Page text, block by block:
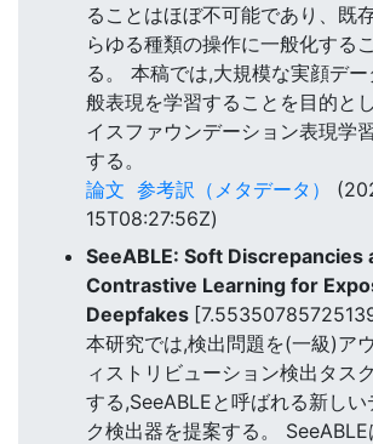
ることはほぼ不可能であり、既
らゆる種類の操作に一般化する
る。 本稿では,大規模な実顔デ
般表現を学習することを目的と
イスファウンデーション表現学
する。
論文 参考訳（メタデータ）
15T08:27:56Z)
SeeABLE: Soft Discrepancies
Contrastive Learning for
Deepfakes
本研究では,検出問題を(一級)ア
ィストリビューション検出タス
する,SeeABLEと呼ばれる新しい
ク検出器を提案する。